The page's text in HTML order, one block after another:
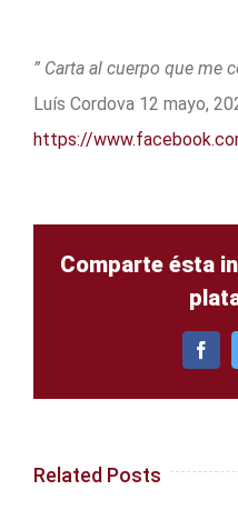
” Carta al cuerpo que me
Luís Cordova 12 mayo,
https://
Comparte ésta
Related Posts